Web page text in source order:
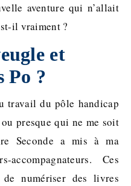
aventure qui n’allait
il vraiment ?
et
Po ?
travail du pôle handicap
presque qui ne me soit
Seconde a mis à ma
Ces
numériser des livres